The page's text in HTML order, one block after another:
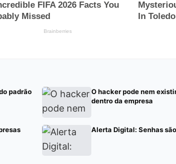
padrão
O hacker pode nem
dentro da empresa
Alerta Digital: Senhas